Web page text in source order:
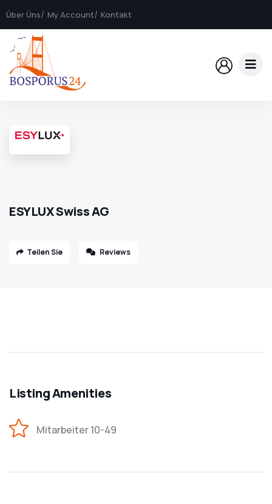
Über Üns My Account Kontakt
ESYLUX Swiss AG
Teilen Sie Reviews
Listing Amenities
Mitarbeiter 10-49